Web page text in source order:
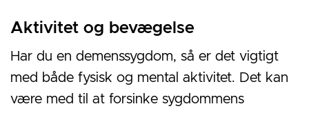
Aktivitet og bevægelse
Har du en demenssygdom, så er det vigtigt
med både fysisk og mental aktivitet. Det kan
være med til at forsinke sygdommens